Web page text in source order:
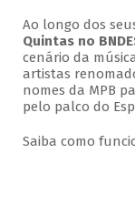
Ao longo dos
Quintas no
cenário da
artistas
nomes da MPB
pelo palco do
Saiba como